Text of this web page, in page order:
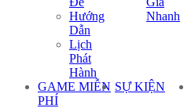
Hướng
Dẫn
Lịch
Phát
Hành
Nhanh
GAME MIỄN
PHÍ
SỰ KIỆN